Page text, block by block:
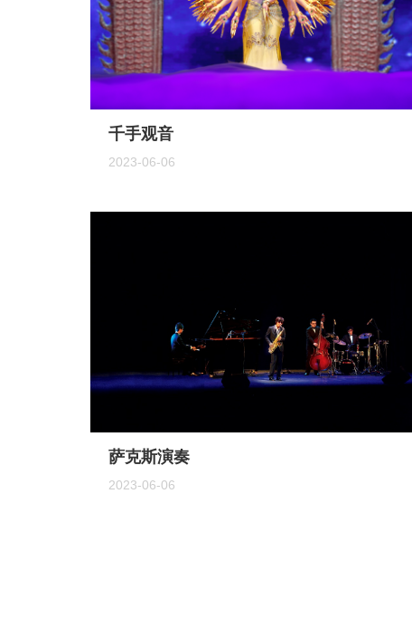
千手观音
2023-06-06
萨克斯演奏
2023-06-06